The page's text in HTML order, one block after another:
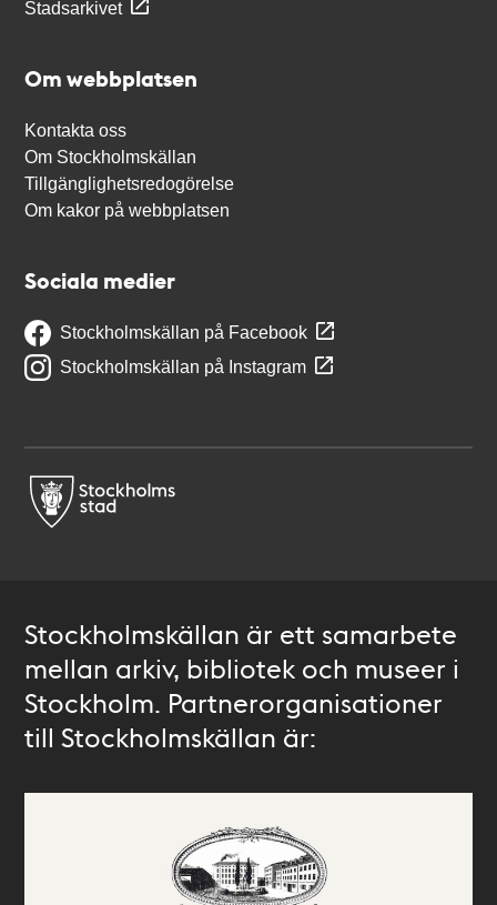
Stadsarkivet
Om webbplatsen
Kontakta oss
Om Stockholmskällan
Tillgänglighetsredogörelse
Om kakor på webbplatsen
Sociala medier
Stockholmskällan på Facebook
Stockholmskällan på Instagram
Stockholmskällan är ett samarbete
mellan arkiv, bibliotek och museer i
Stockholm. Partnerorganisationer
till Stockholmskällan är: